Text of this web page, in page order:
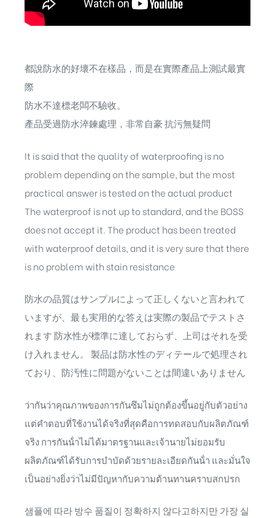
都說防水的好壞不在樣品，而是在實際產品上測試最實
際
防水不達標老闆不驗收。
產品受過防水淬鍊處理，非常自豪 抗污無疑問
It is said that the quality of waterproofing is no
problem depending on the sample, but the most
practical answer is tested on the actual product
The waterproof is not up to standard, and the BOSS
does not accept it. The product has been treated
with waterproof details, and it is very sure that there
is no problem with stain resistance
防水の品質はサンプルによって正しくないと言われて
いますが、最も実用的な答えは実際の製品でテストさ
れます 防水性が標準に達しておらず、上司はそれを受
け入れません。 製品は防水性のディテールで処理され
ており、防汚性に問題がないことは間違いありません
ว่ากันว่าคุณภาพของการกันซึมไม่ถูกต้องขึ้นอยู่กับตัวอย่าง
แต่คําตอบที่ใช้งานได้จริงที่สุดคือการทดสอบกับผลิตภัณฑ์
จริง การกันน้ําไม่ได้มาตรฐานและเจ้านายไม่ยอมรับ
ผลิตภัณฑ์ได้รับการบําบัดด้วยรายละเอียดกันน้ํา และมั่นใจ
เป็นอย่างยิ่งว่าไม่มีปัญหากับความต้านทานคราบสกปรก
샘플에 따라 방수 품질이 정확하지 않다고하지만 가장 실